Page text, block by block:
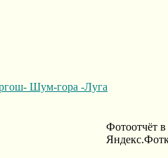
Фотоотчёт в